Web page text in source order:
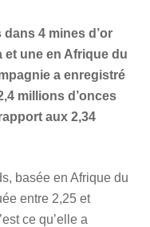
4 mines d’or
et une en Afrique du
a enregistré
millions d’onces
aux 2,34
basée en Afrique du
entre 2,25 et
ce qu’elle a